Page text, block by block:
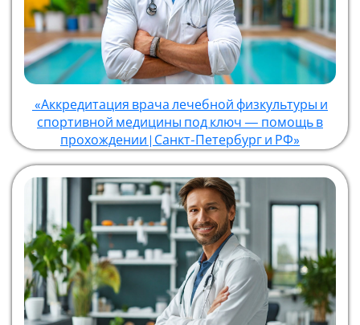
«Аккредитация врача лечебной физкультуры и
спортивной медицины под ключ — помощь в
прохождении | Санкт-Петербург и РФ»